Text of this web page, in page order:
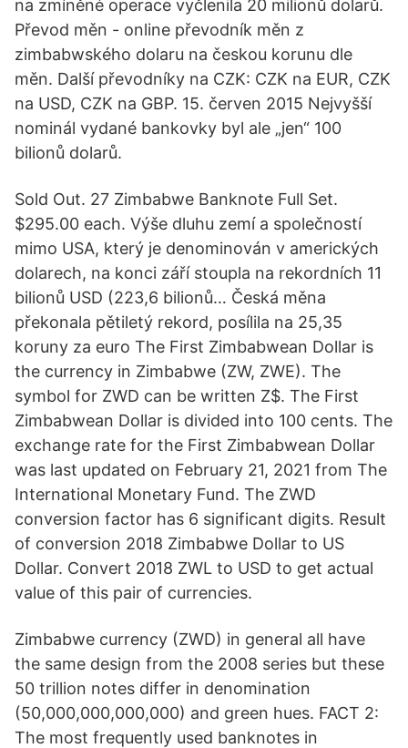
na zmíněné operace vyčlenila 20 milionů dolarů.
Převod měn - online převodník měn z
zimbabwského dolaru na českou korunu dle
měn. Další převodníky na CZK: CZK na EUR, CZK
na USD, CZK na GBP. 15. červen 2015 Nejvyšší
nominál vydané bankovky byl ale „jen“ 100
bilionů dolarů.
Sold Out. 27 Zimbabwe Banknote Full Set.
$295.00 each. Výše dluhu zemí a společností
mimo USA, který je denominován v amerických
dolarech, na konci září stoupla na rekordních 11
bilionů USD (223,6 bilionů… Česká měna
překonala pětiletý rekord, posílila na 25,35
koruny za euro The First Zimbabwean Dollar is
the currency in Zimbabwe (ZW, ZWE). The
symbol for ZWD can be written Z$. The First
Zimbabwean Dollar is divided into 100 cents. The
exchange rate for the First Zimbabwean Dollar
was last updated on February 21, 2021 from The
International Monetary Fund. The ZWD
conversion factor has 6 significant digits. Result
of conversion 2018 Zimbabwe Dollar to US
Dollar. Convert 2018 ZWL to USD to get actual
value of this pair of currencies.
Zimbabwe currency (ZWD) in general all have
the same design from the 2008 series but these
50 trillion notes differ in denomination
(50,000,000,000,000) and green hues. FACT 2:
The most frequently used banknotes in